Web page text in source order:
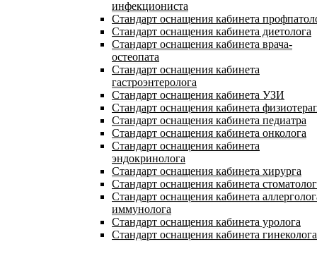
инфекциониста
Стандарт оснащения кабинета
Стандарт оснащения кабинета диетолога
Стандарт оснащения кабинета врача-
остеопата
Стандарт оснащения кабинета
гастроэнтеролога
Стандарт оснащения кабинета УЗИ
Стандарт оснащения кабинета
Стандарт оснащения кабинета педиатра
Стандарт оснащения кабинета онколога
Стандарт оснащения кабинета
эндокринолога
Стандарт оснащения кабинета хирурга
Стандарт оснащения кабинета
Стандарт оснащения кабинета
иммунолога
Стандарт оснащения кабинета уролога
Стандарт оснащения кабинета гинеколога